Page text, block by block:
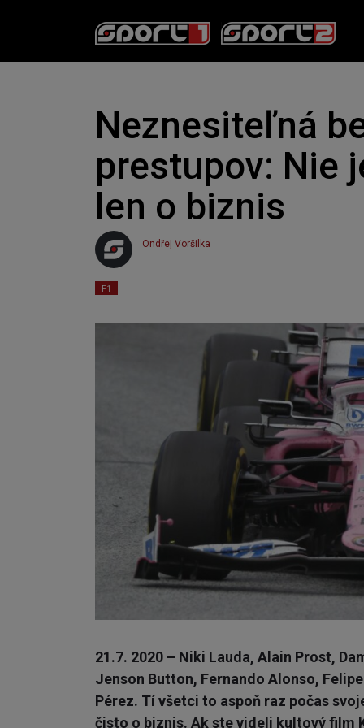
Neznesiteľná
prestupov: Nie
len o biznis
Ondřej Voršilka
F1
21.7. 2020 – Niki Lauda, Alain Prost,
Jenson Button, Fernando Alonso,
Pérez. Tí všetci to aspoň raz počas
čisto o biznis. Ak ste videli kultový film